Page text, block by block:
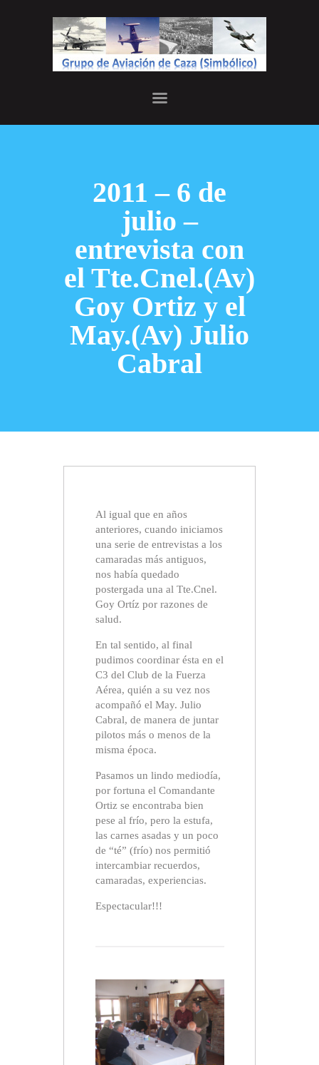
2011 – 6 de
julio –
entrevista con
el Tte.Cnel.(Av)
Goy Ortiz y el
May.(Av) Julio
Cabral
Al igual que en años
anteriores, cuando iniciamos
una serie de entrevistas a los
camaradas más antiguos,
nos había quedado
postergada una al Tte.Cnel.
Goy Ortíz por razones de
salud.
En tal sentido, al final
pudimos coordinar ésta en el
C3 del Club de la Fuerza
Aérea, quién a su vez nos
acompañó el May. Julio
Cabral, de manera de juntar
pilotos más o menos de la
misma época.
Pasamos un lindo mediodía,
por fortuna el Comandante
Ortiz se encontraba bien
pese al frío, pero la estufa,
las carnes asadas y un poco
de “té” (frío) nos permitió
intercambiar recuerdos,
camaradas, experiencias.
Espectacular!!!